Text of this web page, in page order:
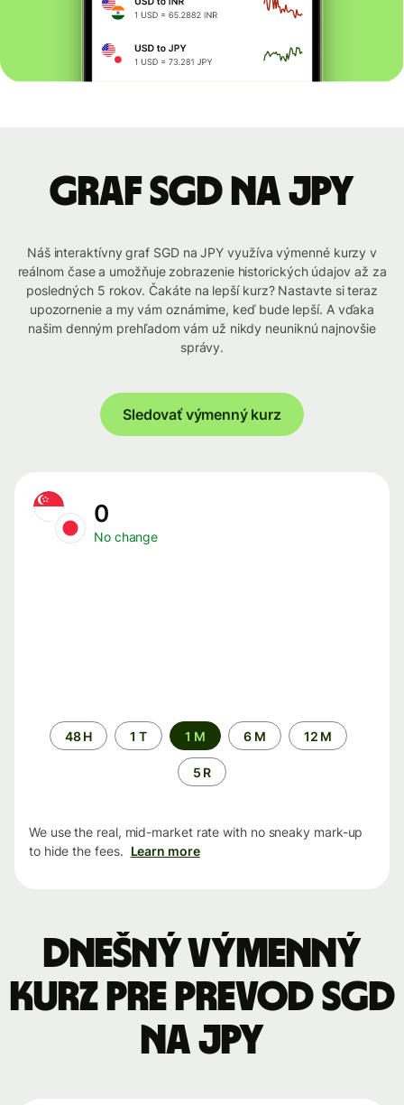
graf SGD na JPY
Náš interaktívny graf SGD na JPY využíva výmenné kurzy v
reálnom čase a umožňuje zobrazenie historických údajov až za
posledných 5 rokov. Čakáte na lepší kurz? Nastavte si teraz
upozornenie a my vám oznámime, keď bude lepší. A vďaka
našim denným prehľadom vám už nikdy neuniknú najnovšie
správy.
Sledovať výmenný kurz
0
No change
Time
period
48 H 1 T 1 M 6 M 12 M
5 R
We use the real, mid-market rate with no sneaky mark-up
to hide the fees. Learn more
Dnešný výmenný
kurz pre prevod SGD
na JPY